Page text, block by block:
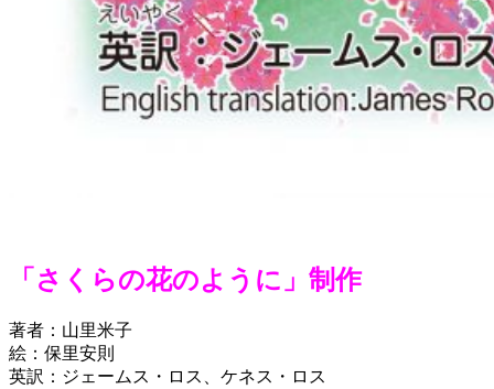
「さくらの花のように」制作
著者：山里米子
絵：保里安則
英訳：ジェームス・ロス、ケネス・ロス